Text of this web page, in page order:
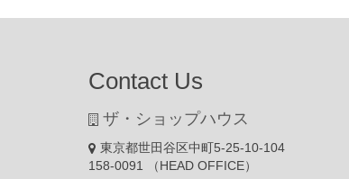
Contact Us
ザ・ショップハウス
東京都世田谷区中町5-25-10-104
158-0091 （HEAD OFFICE）